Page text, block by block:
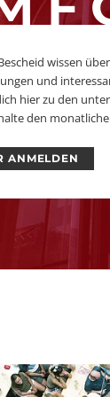
wissen
und
hier zu den
den
ANMELDEN